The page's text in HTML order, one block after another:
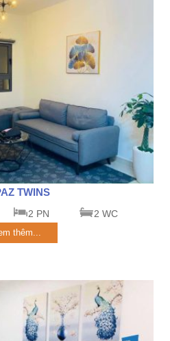
TWINS
2 PN 2 WC
thêm...